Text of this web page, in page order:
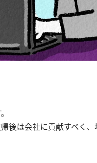
後は会社に貢献すべく